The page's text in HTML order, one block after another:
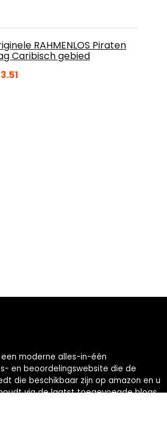
RAHMENLOS Piraten
Caribisch gebied
moderne alles-in-één
en beoordelingswebsite die de
die beschikbaar zijn op amazon en u
via de laatst toegevoegde blogs.